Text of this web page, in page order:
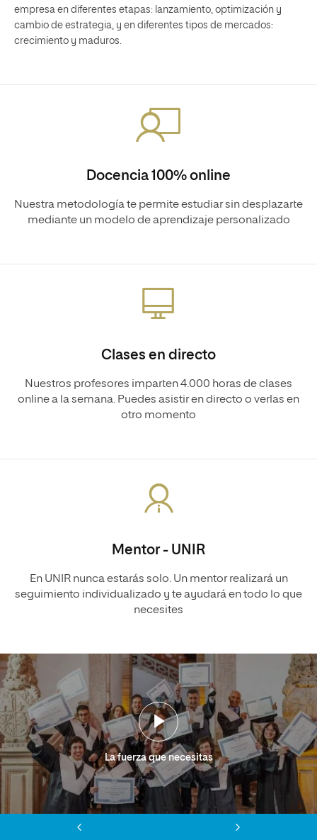
empresa en diferentes etapas: lanzamiento, optimización y
cambio de estrategia, y en diferentes tipos de mercados:
crecimiento y maduros.
Docencia 100% online
Nuestra metodología te permite estudiar sin desplazarte
mediante un modelo de aprendizaje personalizado
Clases en directo
Nuestros profesores imparten 4.000 horas de clases
online a la semana. Puedes asistir en directo o verlas en
otro momento
Mentor - UNIR
En UNIR nunca estarás solo. Un mentor realizará un
seguimiento individualizado y te ayudará en todo lo que
necesites
La fuerza que necesitas